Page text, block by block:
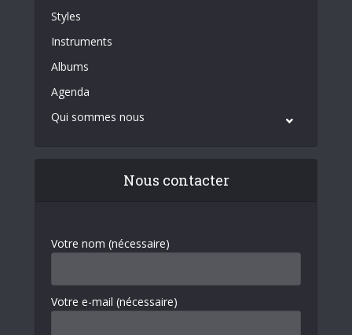
Styles
Instruments
Albums
Agenda
Qui sommes nous
Nous contacter
Votre nom (nécessaire)
Votre e-mail (nécessaire)